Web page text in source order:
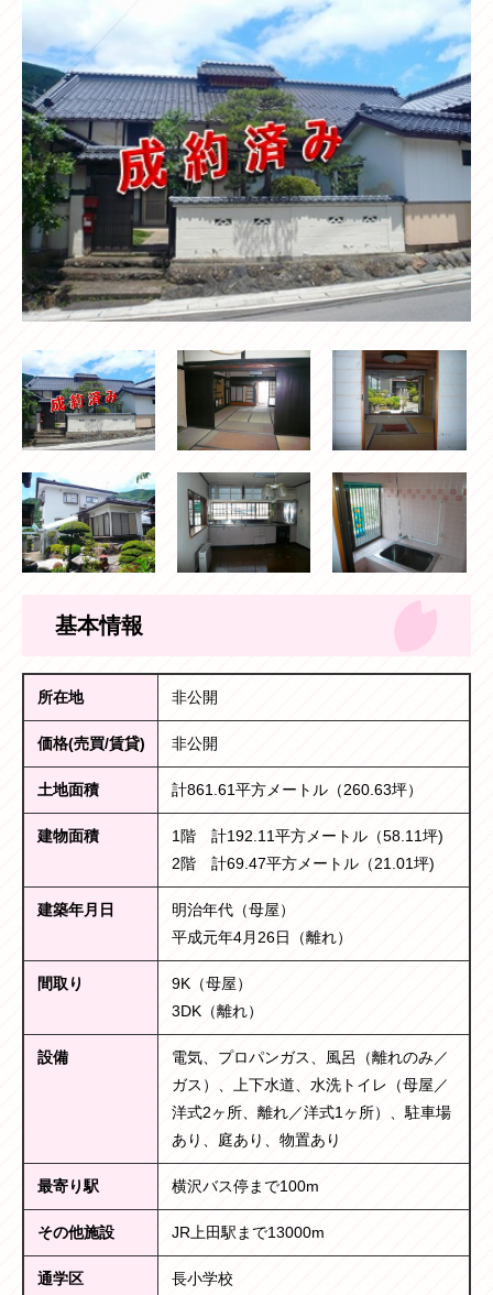
基本情報
所在地 非公開
価格(売買/賃貸) 非公開
土地面積 計861.61平方メートル（260.63坪）
建物面積
1階 計192.11平方メートル（58.11坪)
2階 計69.47平方メートル（21.01坪)
建築年月日
明治年代（母屋）
平成元年4月26日（離れ）
間取り
9K（母屋）
3DK（離れ）
設備
電気、プロパンガス、風呂（離れのみ／
ガス）、上下水道、水洗トイレ（母屋／
洋式2ヶ所、離れ／洋式1ヶ所）、駐車場
あり、庭あり、物置あり
最寄り駅 横沢バス停まで100m
その他施設 JR上田駅まで13000m
通学区
長小学校